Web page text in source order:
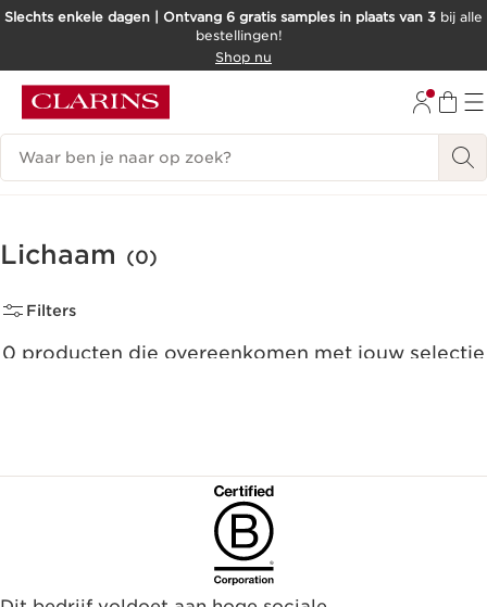
DOORGAAN NAAR INHOUD
Slechts enkele dagen | Ontvang 6 gratis samples in plaats van 3 bij alle
bestellingen!
Shop nu
Zoekgeschiedenis
Lichaam (0)
Filters
0 producten die overeenkomen met jouw selectie